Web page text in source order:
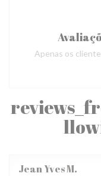
Jean YvesM
Apenas os